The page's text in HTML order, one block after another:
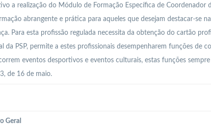
a realização do Módulo de Formação Específica de Coordenador
abrangente e prática para aqueles que desejam destacar-se
Para esta profissão regulada necessita da obtenção do cartão
da PSP, permite a estes profissionais desempenharem funções de
eventos desportivos e eventos culturais, estas funções
de 16 de maio.
Geral